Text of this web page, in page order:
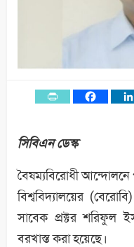
সিবিএন ডেস্ক
বৈষম্যবিরোধী
বিশ্ববিদ্যালয়ের
সাবেক প্রক্টর শরিফুল
বরখাস্ত করা হয়েছে।